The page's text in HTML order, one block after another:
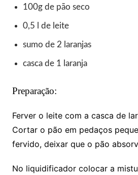
100g de pão seco
0,5 l de leite
sumo de 2 laranjas
casca de 1 laranja
Preparação:
Ferver o leite com a casca de
Cortar o pão em pedaços
fervido, deixar que o pão
No liquidificador colocar a